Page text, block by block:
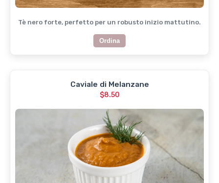
Tè nero forte, perfetto per un robusto inizio mattutino.
Ordina
Caviale di Melanzane
$8.50